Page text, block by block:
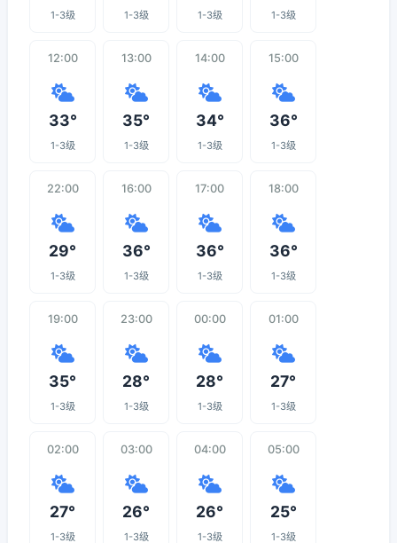
1-3级 1-3级 1-3级 1-3级
12:00
33°
1-3级
13:00
35°
1-3级
14:00
34°
1-3级
15:00
36°
1-3级
22:00
29°
1-3级
16:00
36°
1-3级
17:00
36°
1-3级
18:00
36°
1-3级
19:00
35°
1-3级
23:00
28°
1-3级
00:00
28°
1-3级
01:00
27°
1-3级
02:00
27°
1-3级
03:00
26°
1-3级
04:00
26°
1-3级
05:00
25°
1-3级